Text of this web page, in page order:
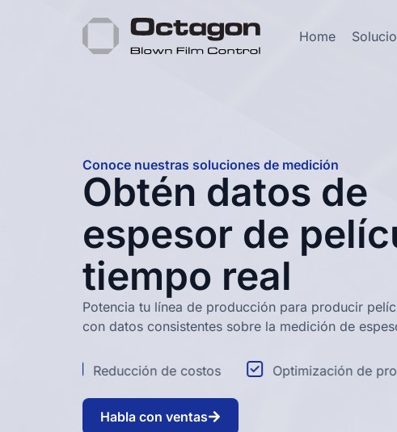
Home
Conoce nuestras soluciones de medición
Obtén datos de
espesor de
tiempo real
Potencia tu línea de producción para producir
con datos consistentes sobre la medición de
Reducción de costos Optimización de procesos
Habla con ventas